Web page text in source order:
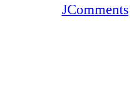
JComments